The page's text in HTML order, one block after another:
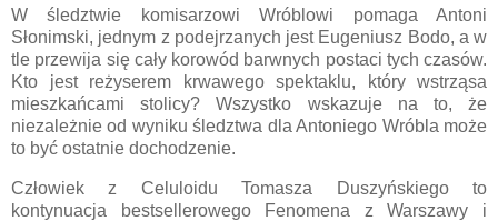
W śledztwie komisarzowi Wróblowi pomaga Antoni
Słonimski, jednym z podejrzanych jest Eugeniusz Bodo, a w
tle przewija się cały korowód barwnych postaci tych czasów.
Kto jest reżyserem krwawego spektaklu, który wstrząsa
mieszkańcami stolicy? Wszystko wskazuje na to, że
niezależnie od wyniku śledztwa dla Antoniego Wróbla może
to być ostatnie dochodzenie.
Człowiek z Celuloidu Tomasza Duszyńskiego to
kontynuacja bestsellerowego Fenomena z Warszawy i